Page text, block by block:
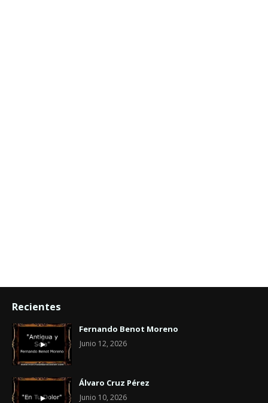
Recientes
Fernando Benot Moreno
Junio 12, 2026
Álvaro Cruz Pérez
Junio 10, 2026